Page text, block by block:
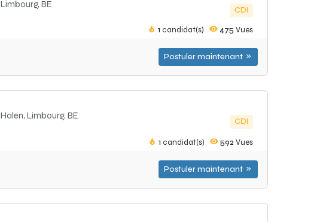
Limbourg, BE
CDI
1 candidat(s) 475 Vues
Postuler maintenant
Halen, Limbourg, BE
CDI
1 candidat(s) 592 Vues
Postuler maintenant